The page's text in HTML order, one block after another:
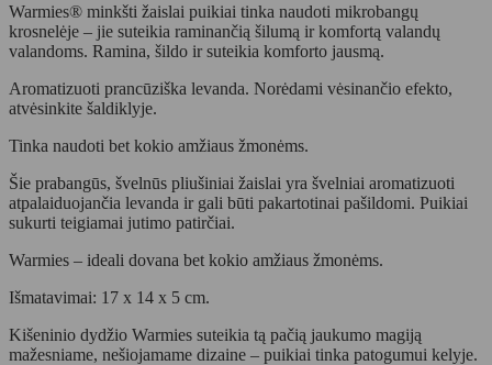
Warmies® minkšti žaislai puikiai tinka naudoti mikrobangų
krosnelėje – jie suteikia raminančią šilumą ir komfortą valandų
valandoms. Ramina, šildo ir suteikia komforto jausmą.
Aromatizuoti prancūziška levanda. Norėdami vėsinančio efekto,
atvėsinkite šaldiklyje.
Tinka naudoti bet kokio amžiaus žmonėms.
Šie prabangūs, švelnūs pliušiniai žaislai yra švelniai aromatizuoti
atpalaiduojančia levanda ir gali būti pakartotinai pašildomi. Puikiai
sukurti teigiamai jutimo patirčiai.
Warmies – ideali dovana bet kokio amžiaus žmonėms.
Išmatavimai: 17 x 14 x 5 cm.
Kišeninio dydžio Warmies suteikia tą pačią jaukumo magiją
mažesniame, nešiojamame dizaine – puikiai tinka patogumui kelyje.